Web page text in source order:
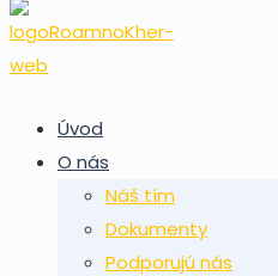
Úvod
O nás
Náš tím
Dokumenty
Podporujú nás